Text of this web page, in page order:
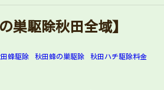
巣駆除秋田全域】
田蜂駆除 秋田蜂の巣駆除
秋田ハチ駆除料金